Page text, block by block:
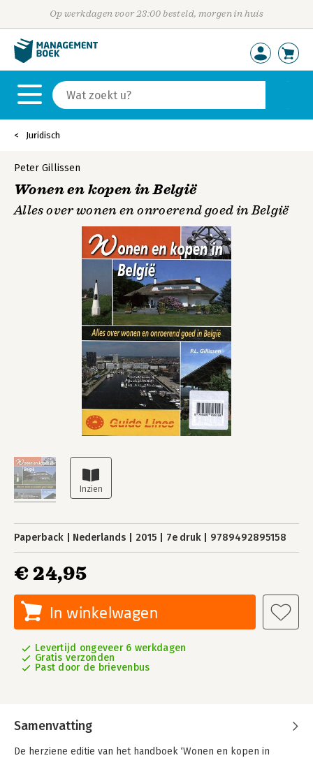
Op werkdagen voor 23:00 besteld, morgen in huis
Juridisch
Peter Gillissen
Wonen en kopen in België
Alles over wonen en onroerend goed in België
Paperback Nederlands 2015 7e druk 9789492895158
€ 24,95
In winkelwagen
Levertijd ongeveer 6 werkdagen
Gratis verzonden
Past door de brievenbus
Samenvatting
De herziene editie van het handboek ‘Wonen en kopen in